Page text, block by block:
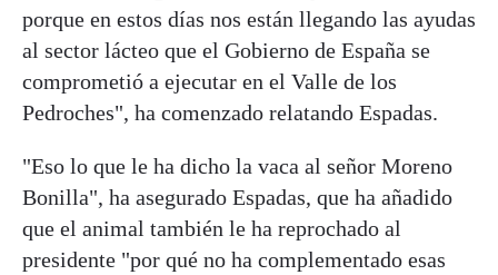
porque en estos días nos están llegando las ayudas
al sector lácteo que el Gobierno de España se
comprometió a ejecutar en el Valle de los
Pedroches", ha comenzado relatando Espadas.
"Eso lo que le ha dicho la vaca al señor Moreno
Bonilla", ha asegurado Espadas, que ha añadido
que el animal también le ha reprochado al
presidente "por qué no ha complementado esas